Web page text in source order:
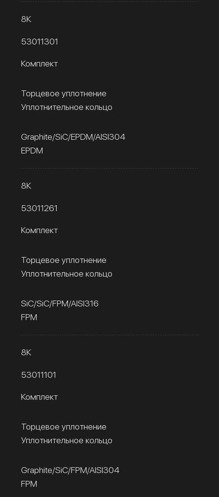
8К
53011301
Комплект
Торцевое уплотнение
Уплотнительное кольцо
Graphite/SiC/EPDM/AISI304
EPDM
8К
53011261
Комплект
Торцевое уплотнение
Уплотнительное кольцо
SiC/SiC/FPM/AISI316
FPM
8К
53011101
Комплект
Торцевое уплотнение
Уплотнительное кольцо
Graphite/SiC/FPM/AISI304
FPM